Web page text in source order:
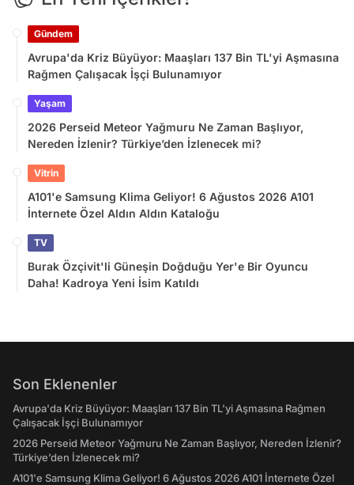
Gündem
Avrupa'da Kriz Büyüyor: Maaşları 137 Bin TL'yi Aşmasına
Rağmen Çalışacak İşçi Bulunamıyor
Yaşam
2026 Perseid Meteor Yağmuru Ne Zaman Başlıyor,
Nereden İzlenir? Türkiye’den İzlenecek mi?
Vitrin
A101'e Samsung Klima Geliyor! 6 Ağustos 2026 A101
İnternete Özel Aldın Aldın Kataloğu
TV
Burak Özçivit'li Güneşin Doğduğu Yer'e Bir Oyuncu
Daha! Kadroya Yeni İsim Katıldı
Son Eklenenler
Avrupa'da Kriz Büyüyor: Maaşları 137 Bin TL'yi Aşmasına Rağmen
Çalışacak İşçi Bulunamıyor
2026 Perseid Meteor Yağmuru Ne Zaman Başlıyor, Nereden İzlenir?
Türkiye’den İzlenecek mi?
A101'e Samsung Klima Geliyor! 6 Ağustos 2026 A101 İnternete Özel